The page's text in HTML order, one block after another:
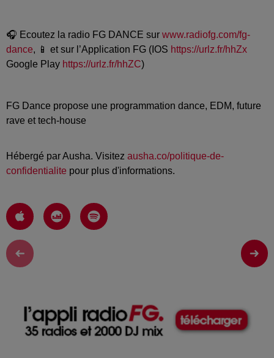
🎧 Ecoutez la radio FG DANCE sur www.radiofg.com/fg-
dance, 📱 et sur l’Application FG (IOS https://urlz.fr/hhZx
Google Play https://urlz.fr/hhZC)
FG Dance propose une programmation dance, EDM, future
rave et tech-house
Hébergé par Ausha. Visitez ausha.co/politique-de-
confidentialite pour plus d'informations.